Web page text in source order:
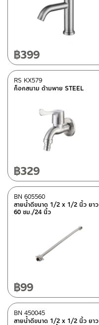
฿399
ก็อกสนาม ด้ามพาย STEEL
RS KX579
฿329
สายน้ำดีขนาด 1/2 x 1/2 นิ้ว ยาว
60 ซม./24 นิ้ว
BN 605560
฿99
สายน้ำดีขนาด 1/2 x 1/2 นิ้ว ยาว
BN 450045